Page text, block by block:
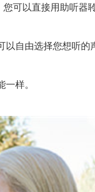
以直接用助听器聆
由选择您想听的
样。